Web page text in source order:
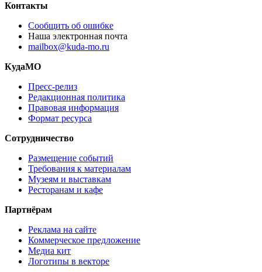
Контакты
Сообщить об ошибке
Наша электронная почта
mailbox@kuda-mo.ru
КудаМО
Пресс-релиз
Редакционная политика
Правовая информация
Формат ресурса
Сотрудничество
Размещение событий
Требования к материалам
Музеям и выставкам
Ресторанам и кафе
Партнёрам
Реклама на сайте
Коммерческое предложение
Медиа кит
Логотипы в векторе